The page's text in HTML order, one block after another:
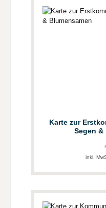
Karte zur
Segen &
inkl.